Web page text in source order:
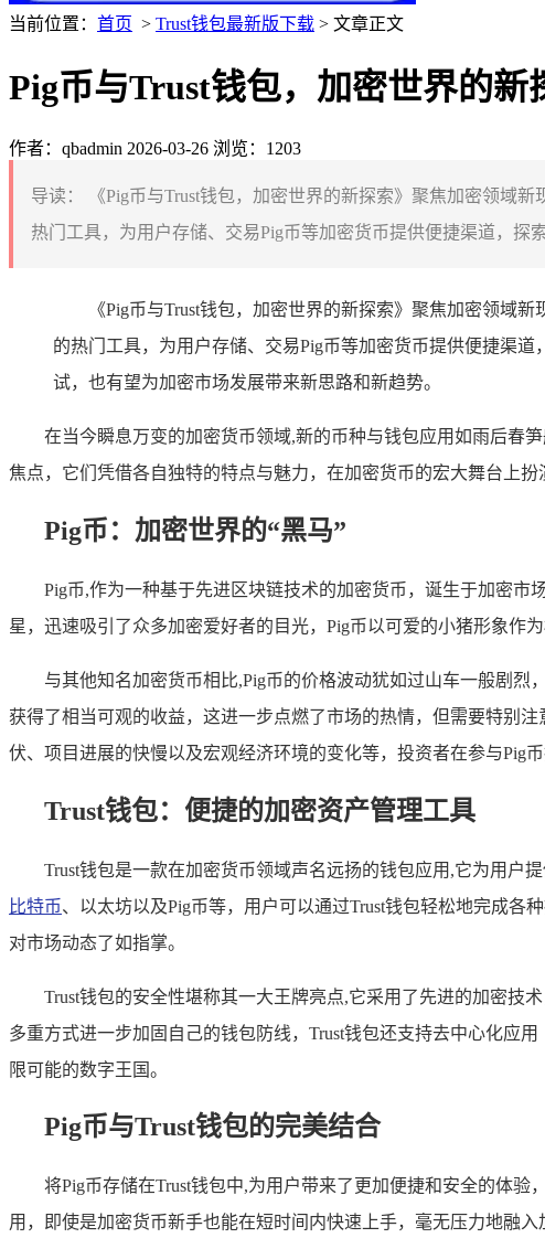
当前位置： 首页 > Trust钱包最新版下载 > 文章正文
Pig币与Trust钱包，加密世界的新
作者：qbadmin 2026-03-26 浏览：1203
导读：
《Pig币与Trust钱包，加密世界的新探索》聚焦加密领域
热门工具，为用户存储、交易Pig币等加密货币提供便捷渠道，
《Pig币与Trust钱包，加密世界的新探索》聚焦加密领域
的热门工具，为用户存储、交易Pig币等加密货币提供便捷渠
试，也有望为加密市场发展带来新思路和新趋势。
在当今瞬息万变的加密货币领域,新的币种与钱包应用如雨后春
焦点，它们凭借各自独特的特点与魅力，在加密货币的宏大舞台上扮
Pig币：加密世界的“黑马”
Pig币,作为一种基于先进区块链技术的加密货币，诞生于加密
星，迅速吸引了众多加密爱好者的目光，Pig币以可爱的小猪形象作
与其他知名加密货币相比,Pig币的价格波动犹如过山车一般剧
获得了相当可观的收益，这进一步点燃了市场的热情，但需要特别
伏、项目进展的快慢以及宏观经济环境的变化等，投资者在参与Pig
Trust钱包：便捷的加密资产管理工具
Trust钱包是一款在加密货币领域声名远扬的钱包应用,它为用户
比特币、以太坊以及Pig币等，用户可以通过Trust钱包轻松地完成
对市场动态了如指掌。
Trust钱包的安全性堪称其一大王牌亮点,它采用了先进的加密技
多重方式进一步加固自己的钱包防线，Trust钱包还支持去中心化应
限可能的数字王国。
Pig币与Trust钱包的完美结合
将Pig币存储在Trust钱包中,为用户带来了更加便捷和安全的体
用，即使是加密货币新手也能在短时间内快速上手，毫无压力地融入